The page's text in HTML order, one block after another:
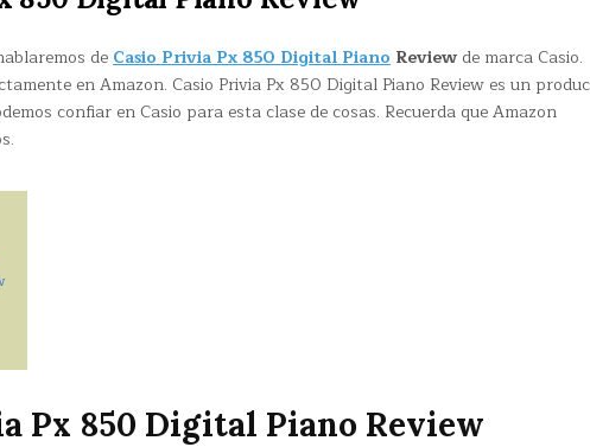
deCasio Privia Px 850 Digital Piano Review de marca Casio.
en Amazon. Casio Privia Px 850 Digital Piano Review es un
confiar en Casio para esta clase de cosas. Recuerda que Amazon
Px 850 Digital Piano Review